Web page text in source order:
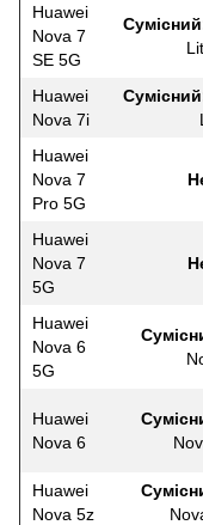
Huawei
Nova 7
SE 5G
Huawei
Nova 7i
Huawei
Nova 7
Pro 5G
Huawei
Nova 7
5G
Huawei
Nova 6
5G
Huawei
Nova 6
Huawei
Nova 5z